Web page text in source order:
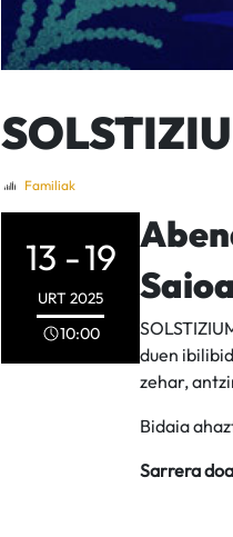
Familiak
13 -19
URT 2025
10:00
duen
zehar,
Bidaia
Sarrera